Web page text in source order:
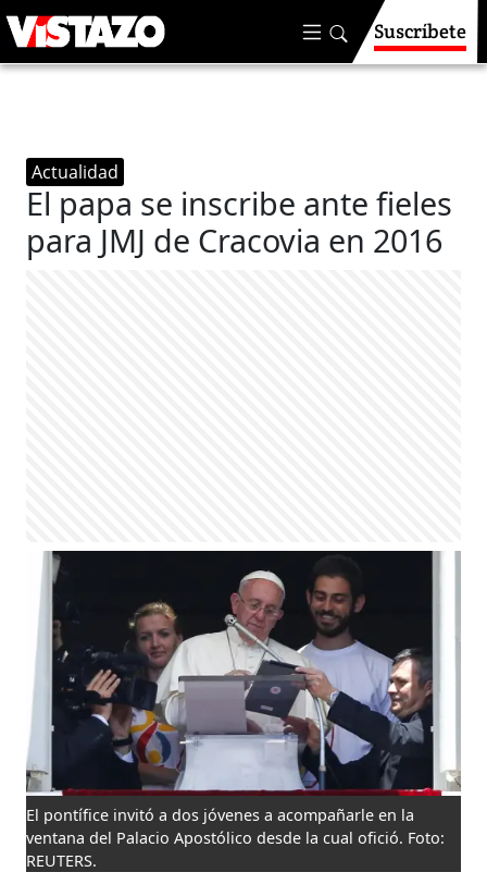
Suscríbete
Actualidad
El papa se inscribe ante fieles
para JMJ de Cracovia en 2016
El pontífice invitó a dos jóvenes a acompañarle en la
ventana del Palacio Apostólico desde la cual ofició. Foto:
REUTERS.